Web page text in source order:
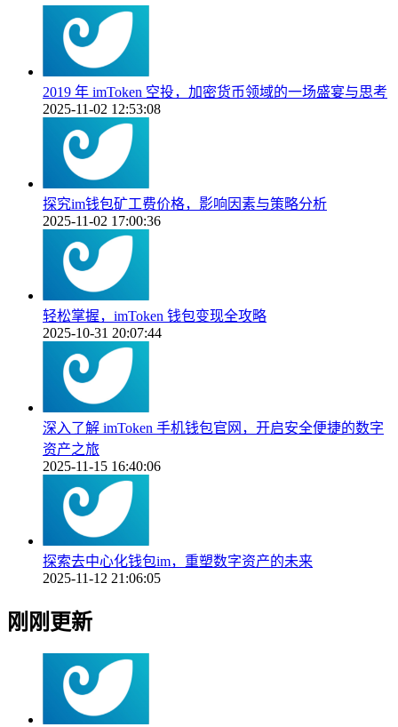
2019 年 imToken 空投，加密货币领域的一场盛宴与思考
2025-11-02 12:53:08
探究im钱包矿工费价格，影响因素与策略分析
2025-11-02 17:00:36
轻松掌握，imToken 钱包变现全攻略
2025-10-31 20:07:44
深入了解 imToken 手机钱包官网，开启安全便捷的数字
资产之旅
2025-11-15 16:40:06
探索去中心化钱包im，重塑数字资产的未来
2025-11-12 21:06:05
刚刚更新